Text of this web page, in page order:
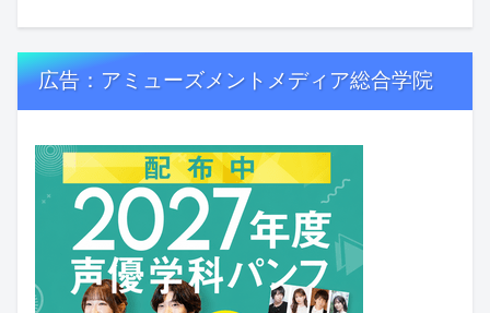
広告：アミューズメントメディア総合学院